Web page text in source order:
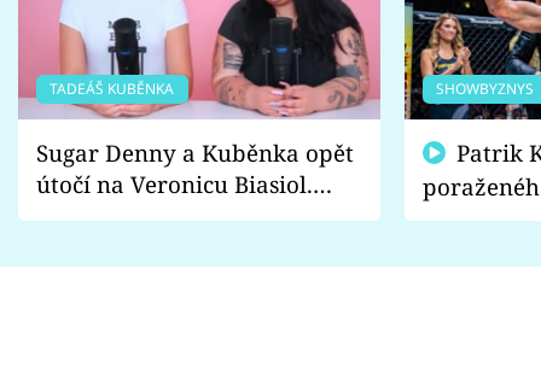
TADEÁŠ KUBĚNKA
Sugar Denny a Kuběnka opět
útočí na Veronicu Biasiol.
Proč je podle nich falešná a
SHOWBYZNYS
fanoušci